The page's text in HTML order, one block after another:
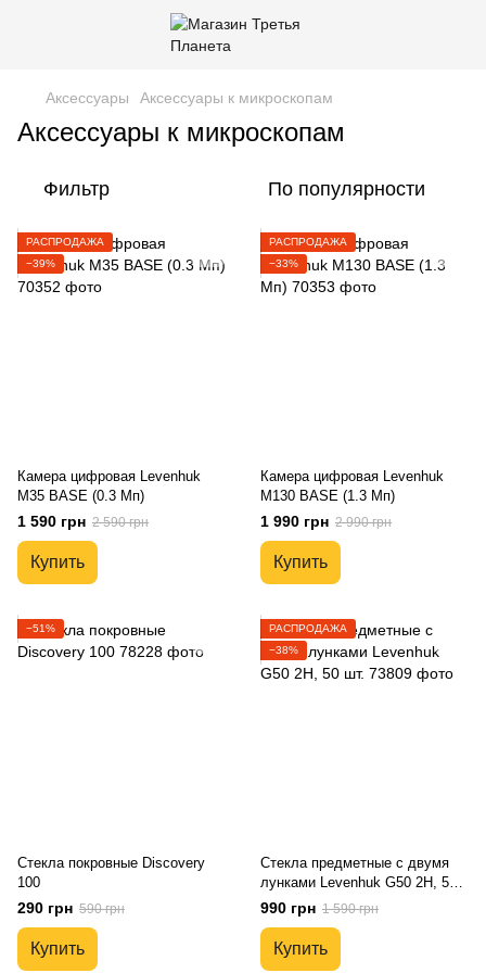
Аксессуары Аксессуары к микроскопам
Аксессуары к микроскопам
Фильтр По популярности
РАСПРОДАЖА
−39%
Камера цифровая Levenhuk
M35 BASE (0.3 Мп)
1 590 грн 2 590 грн
Купить
РАСПРОДАЖА
−33%
Камера цифровая Levenhuk
M130 BASE (1.3 Мп)
1 990 грн 2 990 грн
Купить
−51%
Стекла покровные Discovery
100
290 грн 590 грн
Купить
РАСПРОДАЖА
−38%
Стекла предметные с двумя
лунками Levenhuk G50 2H, 50
шт.
990 грн 1 590 грн
Купить